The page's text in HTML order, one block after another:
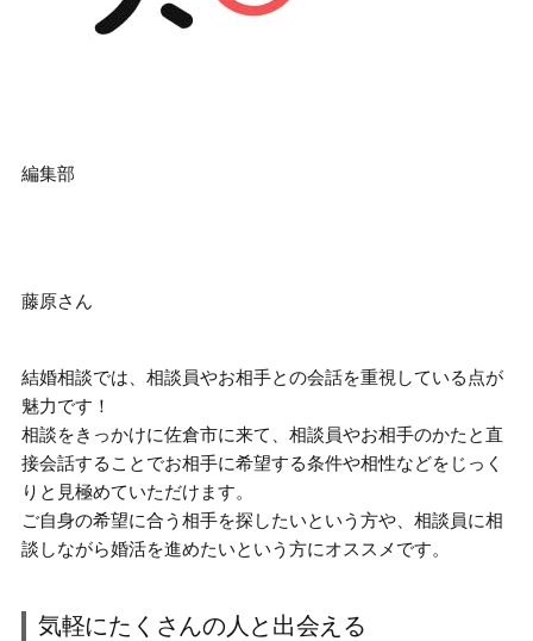
編集部
藤原さん
結婚相談では、相談員やお相手との会話を重視している点が
魅力です！
相談をきっかけに佐倉市に来て、相談員やお相手のかたと直
接会話することでお相手に希望する条件や相性などをじっく
りと見極めていただけます。
ご自身の希望に合う相手を探したいという方や、相談員に相
談しながら婚活を進めたいという方にオススメ です。
気軽にたくさんの人と出会える